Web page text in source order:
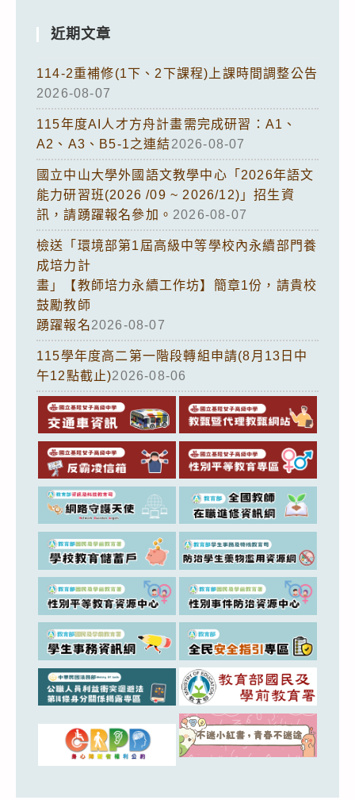
近期文章
114-2重補修(1下、2下課程)上課時間調整公告
2026-08-07
115年度AI人才方舟計畫需完成研習：A1、
A2、A3、B5-1之連結2026-08-07
國立中山大學外國語文教學中心「2026年語文
能力研習班(2026 /09 ~ 2026/12)」招生資
訊，請踴躍報名參加。 2026-08-07
檢送「環境部第1屆高級中等學校內永續部門養
成培力計
畫」【教師培力永續工作坊】簡章1份，請貴校
鼓勵教師
踴躍報名2026-08-07
115學年度高二第一階段轉組申請(8月13日中
午12點截止)2026-08-06